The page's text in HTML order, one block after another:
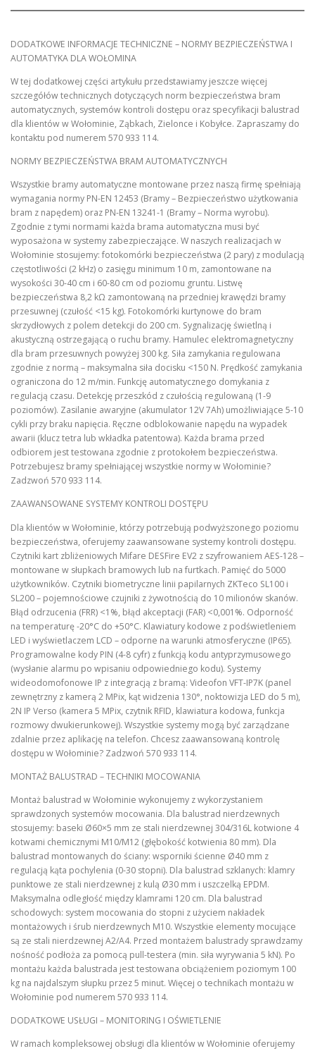
DODATKOWE INFORMACJE TECHNICZNE – NORMY BEZPIECZEŃSTWA I
AUTOMATYKA DLA WOŁOMINA
W tej dodatkowej części artykułu przedstawiamy jeszcze więcej
szczegółów technicznych dotyczących norm bezpieczeństwa bram
automatycznych, systemów kontroli dostępu oraz specyfikacji balustrad
dla klientów w Wołominie, Ząbkach, Zielonce i Kobyłce. Zapraszamy do
kontaktu pod numerem 570 933 114.
NORMY BEZPIECZEŃSTWA BRAM AUTOMATYCZNYCH
Wszystkie bramy automatyczne montowane przez naszą firmę spełniają
wymagania normy PN-EN 12453 (Bramy – Bezpieczeństwo użytkowania
bram z napędem) oraz PN-EN 13241-1 (Bramy – Norma wyrobu).
Zgodnie z tymi normami każda brama automatyczna musi być
wyposażona w systemy zabezpieczające. W naszych realizacjach w
Wołominie stosujemy: fotokomórki bezpieczeństwa (2 pary) z modulacją
częstotliwości (2 kHz) o zasięgu minimum 10 m, zamontowane na
wysokości 30-40 cm i 60-80 cm od poziomu gruntu. Listwę
bezpieczeństwa 8,2 kΩ zamontowaną na przedniej krawędzi bramy
przesuwnej (czułość <15 kg). Fotokomórki kurtynowe do bram
skrzydłowych z polem detekcji do 200 cm. Sygnalizację świetlną i
akustyczną ostrzegającą o ruchu bramy. Hamulec elektromagnetyczny
dla bram przesuwnych powyżej 300 kg. Siła zamykania regulowana
zgodnie z normą – maksymalna siła docisku <150 N. Prędkość zamykania
ograniczona do 12 m/min. Funkcję automatycznego domykania z
regulacją czasu. Detekcję przeszkód z czułością regulowaną (1-9
poziomów). Zasilanie awaryjne (akumulator 12V 7Ah) umożliwiające 5-10
cykli przy braku napięcia. Ręczne odblokowanie napędu na wypadek
awarii (klucz tetra lub wkładka patentowa). Każda brama przed
odbiorem jest testowana zgodnie z protokołem bezpieczeństwa.
Potrzebujesz bramy spełniającej wszystkie normy w Wołominie?
Zadzwoń 570 933 114.
ZAAWANSOWANE SYSTEMY KONTROLI DOSTĘPU
Dla klientów w Wołominie, którzy potrzebują podwyższonego poziomu
bezpieczeństwa, oferujemy zaawansowane systemy kontroli dostępu.
Czytniki kart zbliżeniowych Mifare DESFire EV2 z szyfrowaniem AES-128 –
montowane w słupkach bramowych lub na furtkach. Pamięć do 5000
użytkowników. Czytniki biometryczne linii papilarnych ZKTeco SL100 i
SL200 – pojemnościowe czujniki z żywotnością do 10 milionów skanów.
Błąd odrzucenia (FRR) <1%, błąd akceptacji (FAR) <0,001%. Odporność
na temperaturę -20°C do +50°C. Klawiatury kodowe z podświetleniem
LED i wyświetlaczem LCD – odporne na warunki atmosferyczne (IP65).
Programowalne kody PIN (4-8 cyfr) z funkcją kodu antyprzymusowego
(wysłanie alarmu po wpisaniu odpowiedniego kodu). Systemy
wideodomofonowe IP z integracją z bramą: Videofon VFT-IP7K (panel
zewnętrzny z kamerą 2 MPix, kąt widzenia 130°, noktowizja LED do 5 m),
2N IP Verso (kamera 5 MPix, czytnik RFID, klawiatura kodowa, funkcja
rozmowy dwukierunkowej). Wszystkie systemy mogą być zarządzane
zdalnie przez aplikację na telefon. Chcesz zaawansowaną kontrolę
dostępu w Wołominie? Zadzwoń 570 933 114.
MONTAŻ BALUSTRAD – TECHNIKI MOCOWANIA
Montaż balustrad w Wołominie wykonujemy z wykorzystaniem
sprawdzonych systemów mocowania. Dla balustrad nierdzewnych
stosujemy: baseki Ø60×5 mm ze stali nierdzewnej 304/316L kotwione 4
kotwami chemicznymi M10/M12 (głębokość kotwienia 80 mm). Dla
balustrad montowanych do ściany: wsporniki ścienne Ø40 mm z
regulacją kąta pochylenia (0-30 stopni). Dla balustrad szklanych: klamry
punktowe ze stali nierdzewnej z kulą Ø30 mm i uszczelką EPDM.
Maksymalna odległość między klamrami 120 cm. Dla balustrad
schodowych: system mocowania do stopni z użyciem nakładek
montażowych i śrub nierdzewnych M10. Wszystkie elementy mocujące
są ze stali nierdzewnej A2/A4. Przed montażem balustrady sprawdzamy
nośność podłoża za pomocą pull-testera (min. siła wyrywania 5 kN). Po
montażu każda balustrada jest testowana obciążeniem poziomym 100
kg na najdalszym słupku przez 5 minut. Więcej o technikach montażu w
Wołominie pod numerem 570 933 114.
DODATKOWE USŁUGI – MONITORING I OŚWIETLENIE
W ramach kompleksowej obsługi dla klientów w Wołominie oferujemy